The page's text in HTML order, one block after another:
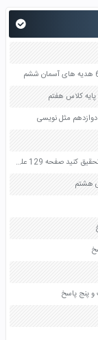
به جز کلیه و شش از پوست نیز به عنوان اندام دفعی نام می برند تحقیق کنید صفحه 129 علوم هفتم